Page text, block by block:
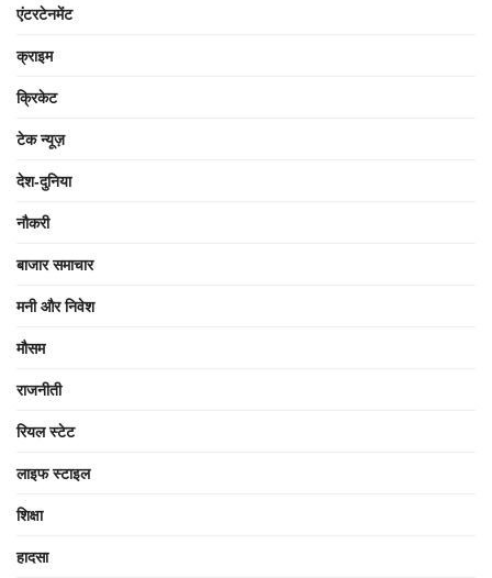
एंटरटेनमेंट
क्राइम
क्रिकेट
टेक न्यूज़
देश-दुनिया
नौकरी
बाजार समाचार
मनी और निवेश
मौसम
राजनीती
रियल स्टेट
लाइफ स्टाइल
शिक्षा
हादसा